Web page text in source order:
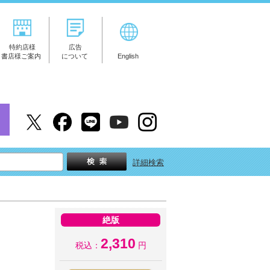
特約店様
書店様ご案内
広告
について
English
詳細検索
絶版
税込： 2,310 円